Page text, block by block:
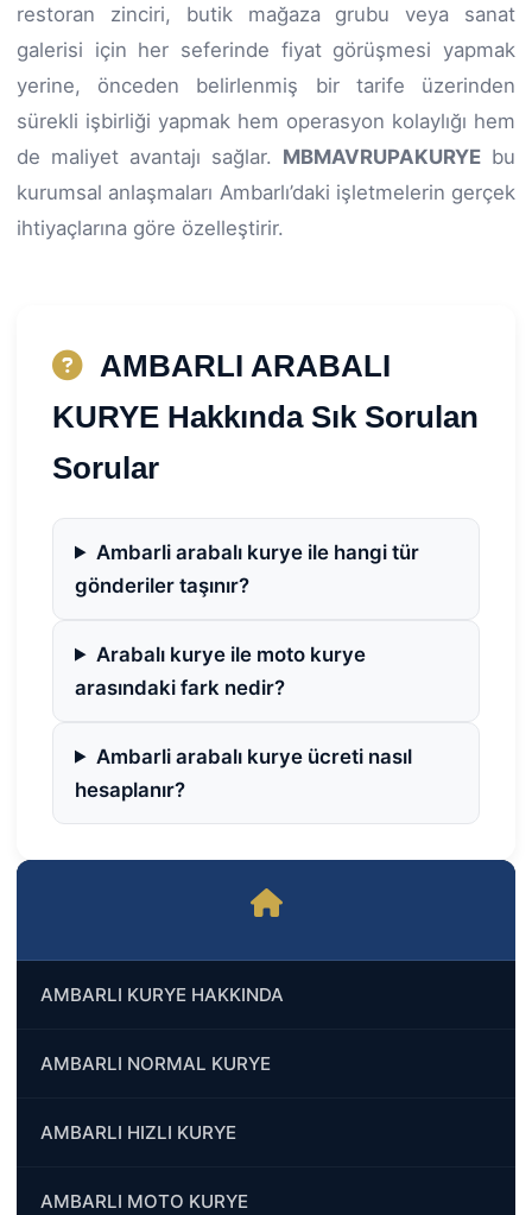
AMBARLI KURYE HAKKINDA
AMBARLI NORMAL KURYE
AMBARLI HIZLI KURYE
AMBARLI MOTO KURYE
restoran zinciri, butik mağaza grubu veya sanat
galerisi için her seferinde fiyat görüşmesi yapmak
yerine, önceden belirlenmiş bir tarife üzerinden
sürekli işbirliği yapmak hem operasyon kolaylığı hem
de maliyet avantajı sağlar. MBMAVRUPAKURYE bu
kurumsal anlaşmaları Ambarlı’daki işletmelerin gerçek
ihtiyaçlarına göre özelleştirir.
AMBARLI ARABALI
KURYE Hakkında Sık Sorulan
Sorular
Ambarli arabalı kurye ile hangi tür
gönderiler taşınır?
Arabalı kurye ile moto kurye
arasındaki fark nedir?
Ambarli arabalı kurye ücreti nasıl
hesaplanır?